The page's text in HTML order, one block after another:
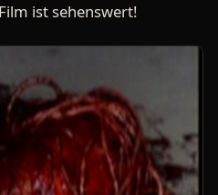
ist sehenswert!